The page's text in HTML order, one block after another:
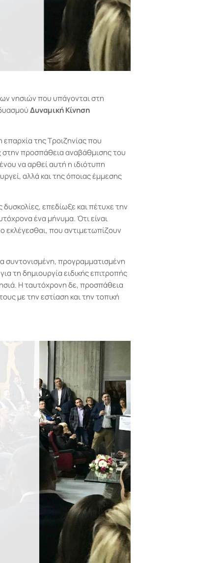
νησιών που υπάγονται στη
Δυναμική Κίνηση
της Τροιζηνίας που
προσπάθεια αναβάθμισης του
να αρθεί αυτή η ιδιότυπη
αλλά και της όποιας έμμεσης
δυσκολίες, επεδίωξε και πέτυχε την
ένα μήνυμα. Ότι είναι
εκλέγεσθαι, που αντιμετωπίζουν
συντονισμένη, προγραμματισμένη
τη δημιουργία ειδικής επιτροπής
Η ταυτόχρονη δε, προσπάθεια
με την εστίαση και την τοπική